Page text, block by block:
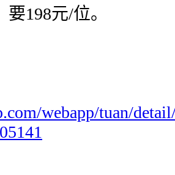
198元/位。
webapp/tuan/